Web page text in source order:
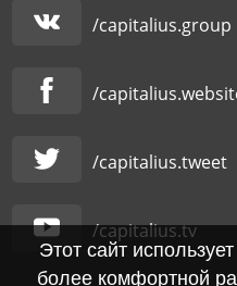
/capitalius.group
/
/capitalius.tweet
/capitalius.tv
Этот сайт
более комфортной